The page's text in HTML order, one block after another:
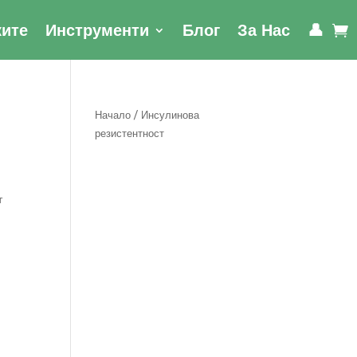
Инструменти Блог За Нас 👤
Начало / Инсулинова
резистентност